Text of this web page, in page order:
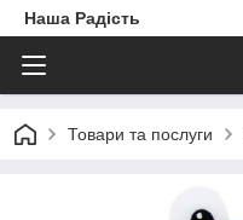
Наша Радість
Товари та послуги